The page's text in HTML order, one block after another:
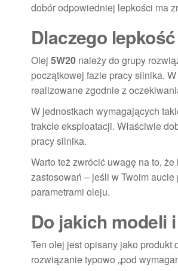
dobór odpowiedniej lepkości ma
Dlaczego
Olej 5W20 należy do grupy
początkowej fazie pracy silnika.
realizowane zgodnie z
W jednostkach wymagających
trakcie eksploatacji. Właściwie
pracy silnika.
Warto też zwrócić uwagę na to, że
zastosowań – jeśli w Twoim
parametrami oleju.
Do jakich modeli
Ten olej jest opisany jako produkt
rozwiązanie typowo „pod